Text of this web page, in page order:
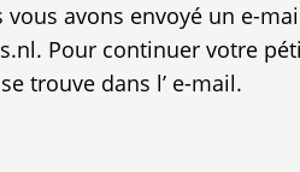
vous avons envoyé un e-
Pour continuer votre
trouve dans l’ e-mail.